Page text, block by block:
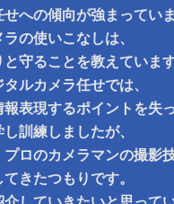
への傾向が強まってい
の使いこなしは、
守ることを教えていま
ルカメラ任せでは、
表現するポイントを失
訓練しましたが、
ロのカメラマンの撮影
きたつもりです。